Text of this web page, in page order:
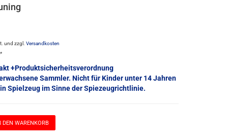
und zzgl.Versandkosten
+Produktsicherheitsverordnung
Sammler. Nicht für Kinder unter 14 Jahren
Spielzeug im Sinne der Spiezeugrichtlinie.